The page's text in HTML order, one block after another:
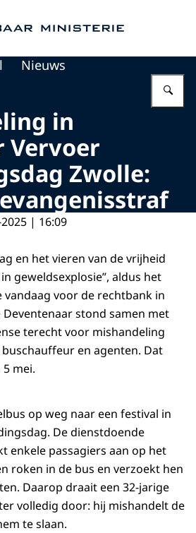
Nieuws
in
Vervoer
Zwolle:
| 16:09
en het vieren van de vrijheid
geweldsexplosie”, aldus het
voor de rechtbank in
Deventenaar stond samen met
terecht voor mishandeling
en agenten. Dat
mei.
op weg naar een festival in
De dienstdoende
enkele passagiers aan op het
roken in de bus en verzoekt hen
Daarop draait een 32-jarige
volledig door: hij mishandelt de
te slaan.